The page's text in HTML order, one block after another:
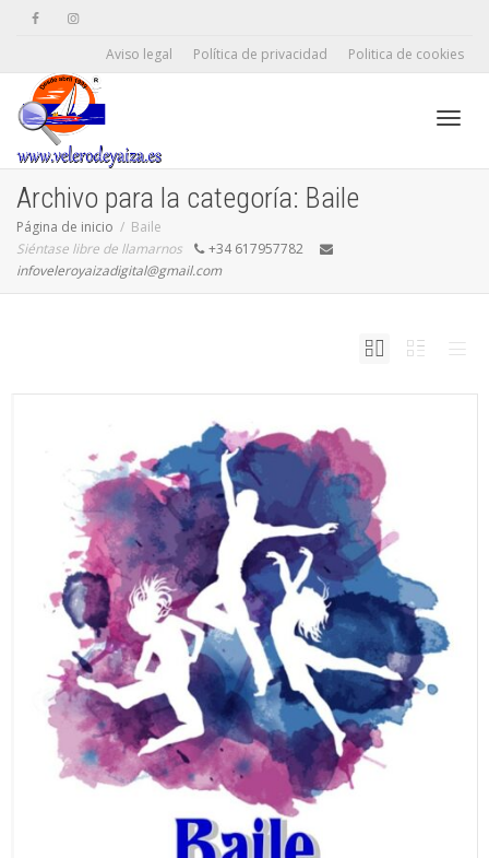
Aviso legal Política de privacidad Politica de cookies
Archivo para la categoría: Baile
Página de inicio
Baile
Siéntase libre de llamarnos
+34 617957782
infoveleroyaizadigital@gmail.com